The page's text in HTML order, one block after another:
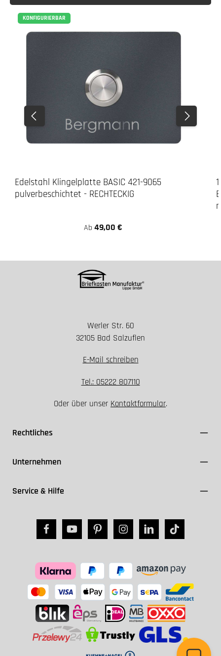
KONFIGURIERBAR
Edelstahl Klingelplatte BASIC 421-9065
pulverbeschichtet - RECHTECKIG
Ab 49,00 €
Werler Str. 60
32105 Bad Salzuflen
E-Mail schreiben
Tel.: 05222 807110
Oder über unser Kontaktformular.
Rechtliches
Unternehmen
Service & Hilfe